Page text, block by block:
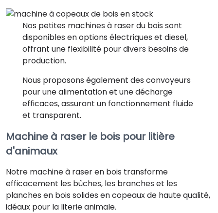
Nos petites machines à raser du bois sont
disponibles en options électriques et diesel,
offrant une flexibilité pour divers besoins de
production.
Nous proposons également des convoyeurs
pour une alimentation et une décharge
efficaces, assurant un fonctionnement fluide
et transparent.
Machine à raser le bois pour litière
d'animaux
Notre machine à raser en bois transforme
efficacement les bûches, les branches et les
planches en bois solides en copeaux de haute qualité,
idéaux pour la literie animale.